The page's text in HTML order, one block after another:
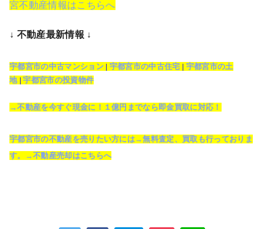
宮不動産情報はこちらへ
↓ 不動産最新情報 ↓
宇都宮市の中古マンション| 宇都宮市の中古住宅 | 宇都宮市の土
地|宇都宮市の投資物件
→不動産を今すぐ現金に！１億円までなら即金買取に対応！
宇都宮市の不動産を売りたい方には→無料査定、買取も行っておりま
す。→不動産売却はこちらへ